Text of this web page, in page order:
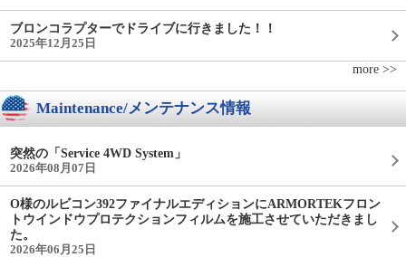
ブロンコラプターでドライブに行きました！！
2025年12月25日
more >>
Maintenance/メンテナンス情報
突然の「Service 4WD System」
2026年08月07日
O様のルビコン392ファイナルエディションにARMORTEKフロン
トウインドウプロテクションフィルムを施工させていただきまし
た。
2026年06月25日